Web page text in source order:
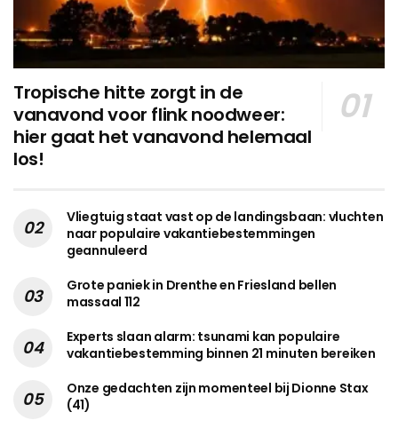
Tropische hitte zorgt in de
vanavond voor flink noodweer:
hier gaat het vanavond helemaal
los!
Vliegtuig staat vast op de landingsbaan: vluchten
naar populaire vakantiebestemmingen
geannuleerd
Grote paniek in Drenthe en Friesland bellen
massaal 112
Experts slaan alarm: tsunami kan populaire
vakantiebestemming binnen 21 minuten bereiken
Onze gedachten zijn momenteel bij Dionne Stax
(41)